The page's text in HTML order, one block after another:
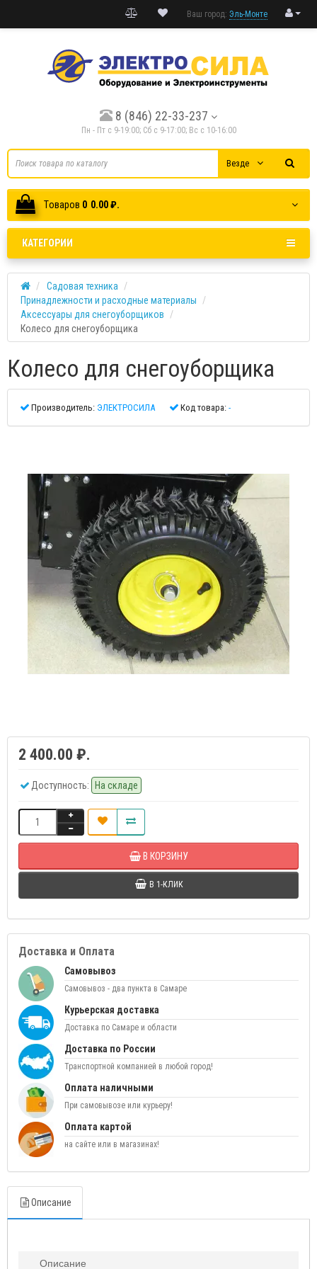
Ваш город: Эль-Монте
8 (846) 22-33-237
Пн - Пт с 9-19:00; Cб с 9-17:00; Вс с 10-16:00
Везде
Tоваров 0 0.00 ₽.
КАТЕГОРИИ
Садовая техника
Принадлежности и расходные материалы
Аксессуары для снегоуборщиков
Колесо для снегоуборщика
Колесо для снегоуборщика
Производитель: ЭЛЕКТРОСИЛА Код товара: -
2 400.00 ₽.
Доступность: На складе
В КОРЗИНУ
В 1-КЛИК
Доставка и Оплата
Самовывоз
Самовывоз - два пункта в Самаре
Курьерская доставка
Доставка по Самаре и области
Доставка по России
Транспортной компанией в любой город!
Оплата наличными
При самовывозе или курьеру!
Оплата картой
на сайте или в магазинах!
Описание
Описание